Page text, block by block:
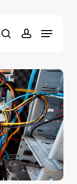
searchaccount
MenuClose